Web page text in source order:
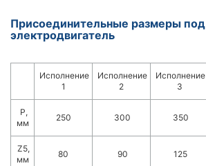
Присоединительные размеры под
электродвигатель
Исполнение
1
Исполнение
2
Исполнение
3
Р,
мм
250 300 350
Z5,
мм
80 90 125